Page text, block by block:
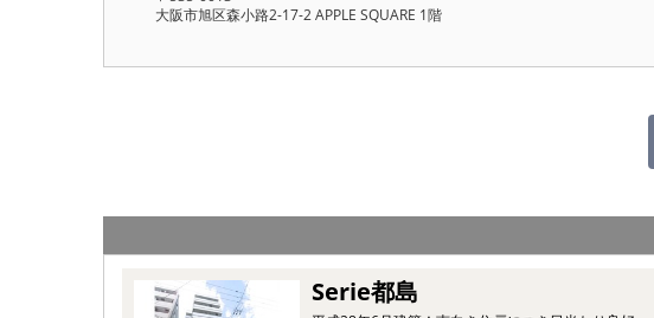
大阪市旭区森小路2-17-2 APPLE SQUARE 1階
Serie都島